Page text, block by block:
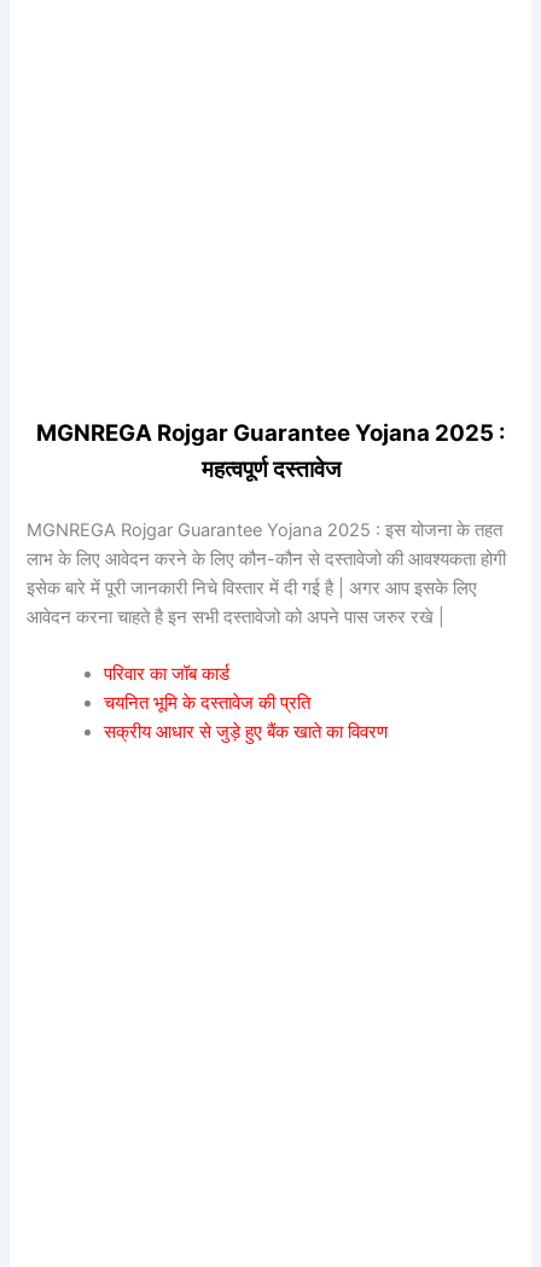
MGNREGA Rojgar Guarantee Yojana 2025 :
महत्वपूर्ण दस्तावेज
MGNREGA Rojgar Guarantee Yojana 2025 : इस योजना के तहत
लाभ के लिए आवेदन करने के लिए कौन-कौन से दस्तावेजो की आवश्यकता होगी
इसेक बारे में पूरी जानकारी निचे विस्तार में दी गई है | अगर आप इसके लिए
आवेदन करना चाहते है इन सभी दस्तावेजो को अपने पास जरुर रखे |
परिवार का जॉब कार्ड
चयनित भूमि के दस्तावेज की प्रति
सक्रीय आधार से जुड़े हुए बैंक खाते का विवरण